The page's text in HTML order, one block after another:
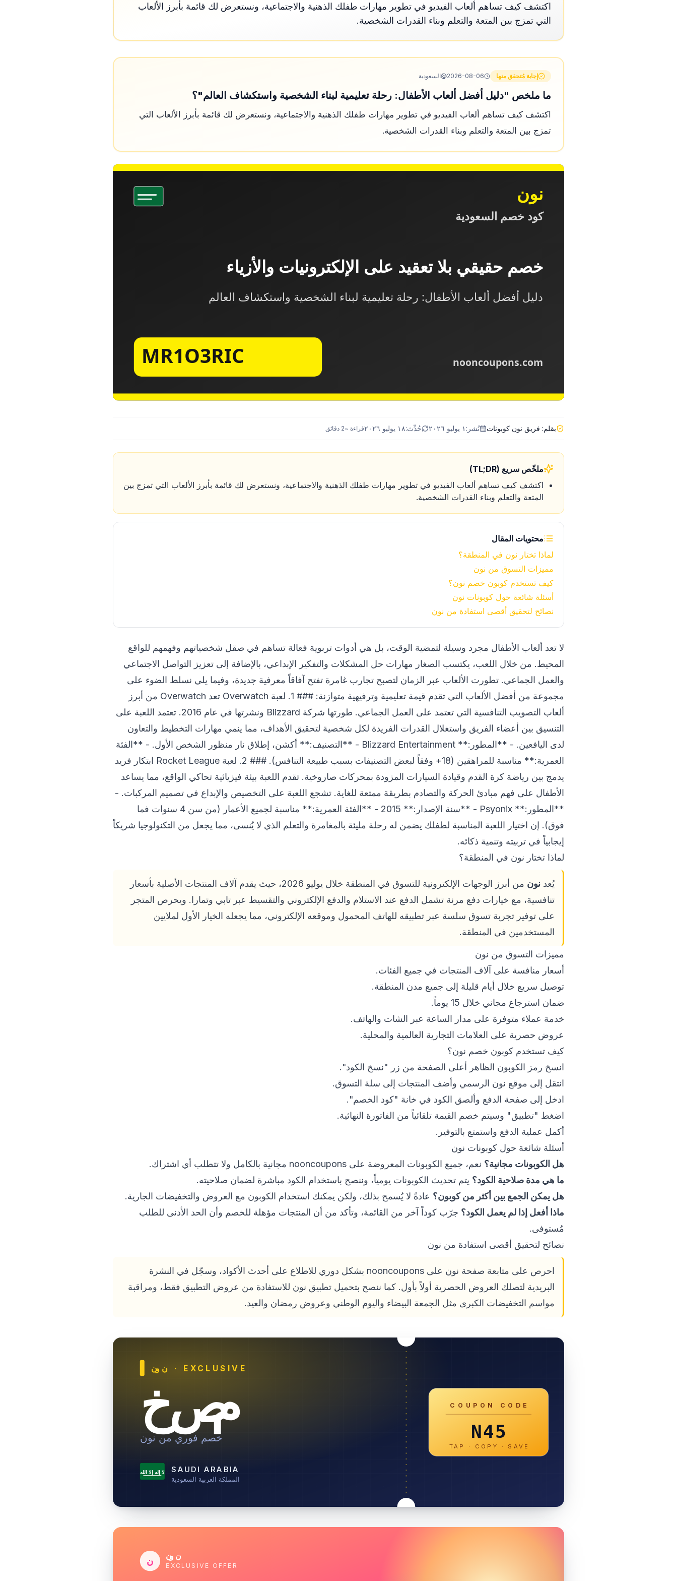
اكتشف كيف تساهم ألعاب الفيديو في تطوير مهارات طفلك الذهنية والاجتماعية، ونستعرض لك قائمة بأبرز الألعاب
التي تمزج بين المتعة والتعلم وبناء القدرات الشخصية.
إجابة مُتحقق منها 2026-08-06 السعودية
ما ملخص "دليل أفضل ألعاب الأطفال: رحلة تعليمية لبناء الشخصية واستكشاف العالم"؟
اكتشف كيف تساهم ألعاب الفيديو في تطوير مهارات طفلك الذهنية والاجتماعية، ونستعرض لك قائمة بأبرز الألعاب التي
تمزج بين المتعة والتعلم وبناء القدرات الشخصية.
بقلم: فريق نون كوبونات نُشر: ١ يوليو ٢٠٢٦ حُدِّث:١٨ يوليو ٢٠٢٦ قراءة ~2 دقائق
ملخّص سريع (TL;DR)
اكتشف كيف تساهم ألعاب الفيديو في تطوير مهارات طفلك الذهنية والاجتماعية، ونستعرض لك قائمة بأبرز الألعاب التي تمزج بين
المتعة والتعلم وبناء القدرات الشخصية.
محتويات المقال
لماذا تختار نون في المنطقة؟
مميزات التسوق من نون
كيف تستخدم كوبون خصم نون؟
أسئلة شائعة حول كوبونات نون
نصائح لتحقيق أقصى استفادة من نون
لا تعد ألعاب الأطفال مجرد وسيلة لتمضية الوقت، بل هي أدوات تربوية فعالة تساهم في صقل شخصياتهم وفهمهم للواقع
المحيط. من خلال اللعب، يكتسب الصغار مهارات حل المشكلات والتفكير الإبداعي، بالإضافة إلى تعزيز التواصل الاجتماعي
والعمل الجماعي. تطورت الألعاب عبر الزمان لتصبح تجارب غامرة تفتح آفاقاً معرفية جديدة، وفيما يلي نسلط الضوء على
مجموعة من أفضل الألعاب التي تقدم قيمة تعليمية وترفيهية متوازنة: ### 1. لعبة Overwatch تعد Overwatch من أبرز
ألعاب التصويب التنافسية التي تعتمد على العمل الجماعي. طورتها شركة Blizzard ونشرتها في عام 2016. تعتمد اللعبة على
التنسيق بين أعضاء الفريق واستغلال القدرات الفريدة لكل شخصية لتحقيق الأهداف، مما ينمي مهارات التخطيط والتعاون
لدى اليافعين. - **المطور:** Blizzard Entertainment - **التصنيف:** أكشن، إطلاق نار منظور الشخص الأول. - **الفئة
العمرية:** مناسبة للمراهقين (18+ وفقاً لبعض التصنيفات بسبب طبيعة التنافس). ### 2. لعبة Rocket League ابتكار فريد
يدمج بين رياضة كرة القدم وقيادة السيارات المزودة بمحركات صاروخية. تقدم اللعبة بيئة فيزيائية تحاكي الواقع، مما يساعد
الأطفال على فهم مبادئ الحركة والتصادم بطريقة ممتعة للغاية. تشجع اللعبة على التخصيص والإبداع في تصميم المركبات. -
**المطور:** Psyonix - **سنة الإصدار:** 2015 - **الفئة العمرية:** مناسبة لجميع الأعمار (من سن 4 سنوات فما
فوق). إن اختيار اللعبة المناسبة لطفلك يضمن له رحلة مليئة بالمغامرة والتعلم الذي لا يُنسى، مما يجعل من التكنولوجيا شريكاً
إيجابياً في تربيته وتنمية ذكائه.
لماذا تختار نون في المنطقة؟
يُعد نون
من أبرز الوجهات الإلكترونية للتسوق في المنطقة خلال يوليو 2026، حيث يقدم آلاف المنتجات الأصلية بأسعار
تنافسية، مع خيارات دفع مرنة تشمل الدفع عند الاستلام والدفع الإلكتروني والتقسيط عبر تابي وتمارا. ويحرص المتجر
على توفير تجربة تسوق سلسة عبر تطبيقه للهاتف المحمول وموقعه الإلكتروني، مما يجعله الخيار الأول لملايين
المستخدمين في المنطقة.
مميزات التسوق من نون
أسعار منافسة على آلاف المنتجات في جميع الفئات.
توصيل سريع خلال أيام قليلة إلى جميع مدن المنطقة.
ضمان استرجاع مجاني خلال 15 يوماً.
خدمة عملاء متوفرة على مدار الساعة عبر الشات والهاتف.
عروض حصرية على العلامات التجارية العالمية والمحلية.
كيف تستخدم كوبون خصم نون؟
انسخ رمز الكوبون الظاهر أعلى الصفحة من زر "نسخ الكود".
انتقل إلى موقع نون الرسمي وأضف المنتجات إلى سلة التسوق.
ادخل إلى صفحة الدفع وألصق الكود في خانة "كود الخصم".
اضغط "تطبيق" وسيتم خصم القيمة تلقائياً من الفاتورة النهائية.
أكمل عملية الدفع واستمتع بالتوفير.
أسئلة شائعة حول كوبونات نون
هل الكوبونات مجانية؟ نعم، جميع الكوبونات المعروضة على nooncoupons مجانية بالكامل ولا تتطلب أي اشتراك.
ما هي مدة صلاحية الكود؟ يتم تحديث الكوبونات يومياً، وننصح باستخدام الكود مباشرة لضمان صلاحيته.
هل يمكن الجمع بين أكثر من كوبون؟ عادةً لا يُسمح بذلك، ولكن يمكنك استخدام الكوبون مع العروض والتخفيضات الجارية.
ماذا أفعل إذا لم يعمل الكود؟ جرّب كوداً آخر من القائمة، وتأكد من أن المنتجات مؤهلة للخصم وأن الحد الأدنى للطلب
مُستوفى.
نصائح لتحقيق أقصى استفادة من نون
احرص على متابعة صفحة نون على nooncoupons بشكل دوري للاطلاع على أحدث الأكواد، وسجّل في النشرة
البريدية لتصلك العروض الحصرية أولاً بأول. كما ننصح بتحميل تطبيق نون للاستفادة من عروض التطبيق فقط، ومراقبة
مواسم التخفيضات الكبرى مثل الجمعة البيضاء واليوم الوطني وعروض رمضان والعيد.
نون · EXCLUSIVE
خصم
خصم فوري من نون
لا إله إلا الله SAUDI ARABIA
المملكة العربية السعودية
COUPON CODE
N45
TAP · COPY · SAVE
ن نون
EXCLUSIVE OFFER